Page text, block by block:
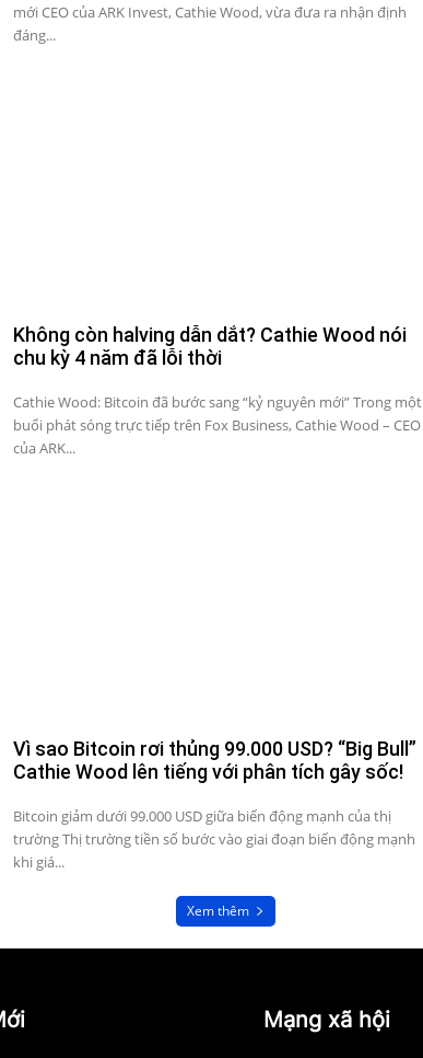
mới CEO của ARK Invest, Cathie Wood, vừa đưa ra nhận định
đáng...
Không còn halving dẫn dắt? Cathie Wood nói
chu kỳ 4 năm đã lỗi thời
Cathie Wood: Bitcoin đã bước sang “kỷ nguyên mới” Trong một
buổi phát sóng trực tiếp trên Fox Business, Cathie Wood – CEO
của ARK...
Vì sao Bitcoin rơi thủng 99.000 USD? “Big Bull”
Cathie Wood lên tiếng với phân tích gây sốc!
Bitcoin giảm dưới 99.000 USD giữa biến động mạnh của thị
trường Thị trường tiền số bước vào giai đoạn biến động mạnh
khi giá...
Xem thêm
Mạng xã hội